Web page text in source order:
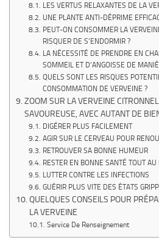
LES VERTUS RELAXANTES DE LA
UNE PLANTE ANTI-DÉPRIME
PEUT-ON CONSOMMER LA
RISQUER DE S’ENDORMIR ?
LA NÉCESSITÉ DE PRENDRE EN
SOMMEIL ET D’ANGOISSE DE
QUELS SONT LES RISQUES
CONSOMMATION DE VERVEINE ?
ZOOM SUR LA VERVEINE
SAVOUREUSE, AVEC AUTANT DE
DIGÉRER PLUS FACILEMENT
AGIR SUR LE CERVEAU POUR
RETROUVER SA BONNE HUMEUR
RESTER EN BONNE SANTÉ TOUT AU
LUTTER CONTRE LES INFECTIONS
GUÉRIR PLUS VITE DES ÉTATS
QUELQUES CONSEILS POUR
LA VERVEINE
Service De Renseignement